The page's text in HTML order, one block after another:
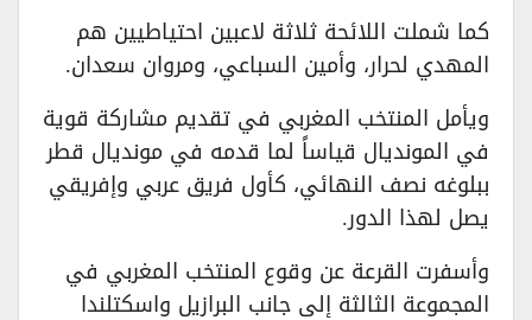
كما شملت اللائحة ثلاثة لاعبين احتياطيين هم
المهدي لحرار، وأمين السباعي، ومروان سعدان.
ويأمل المنتخب المغربي في تقديم مشاركة قوية
في المونديال قياساً لما قدمه في مونديال قطر
ببلوغه نصف النهائي، كأول فريق عربي وإفريقي
يصل لهذا الدور.
وأسفرت القرعة عن وقوع المنتخب المغربي في
المجموعة الثالثة إلى جانب البرازيل واسكتلندا